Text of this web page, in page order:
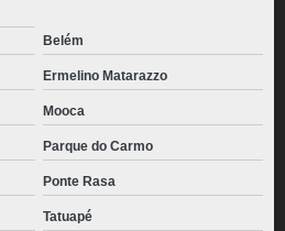
Belém
Ermelino Matarazzo
Mooca
Parque do Carmo
Ponte Rasa
Tatuapé